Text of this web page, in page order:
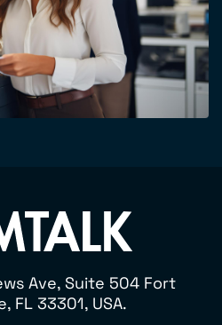
Ave, Suite 504 Fort
FL 33301, USA.